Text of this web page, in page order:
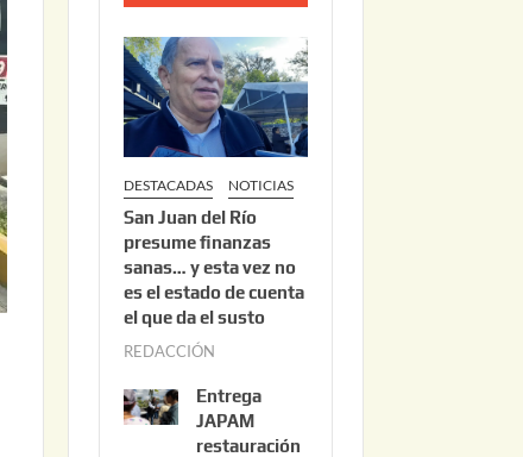
DESTACADAS NOTICIAS
San Juan del Río
presume finanzas
sanas… y esta vez no
es el estado de cuenta
el que da el susto
REDACCIÓN
o
s
Entrega
JAPAM
restauración